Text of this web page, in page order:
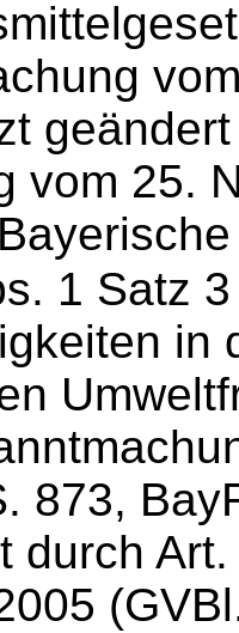
vom 25.
1 Satz
in
873,
durch